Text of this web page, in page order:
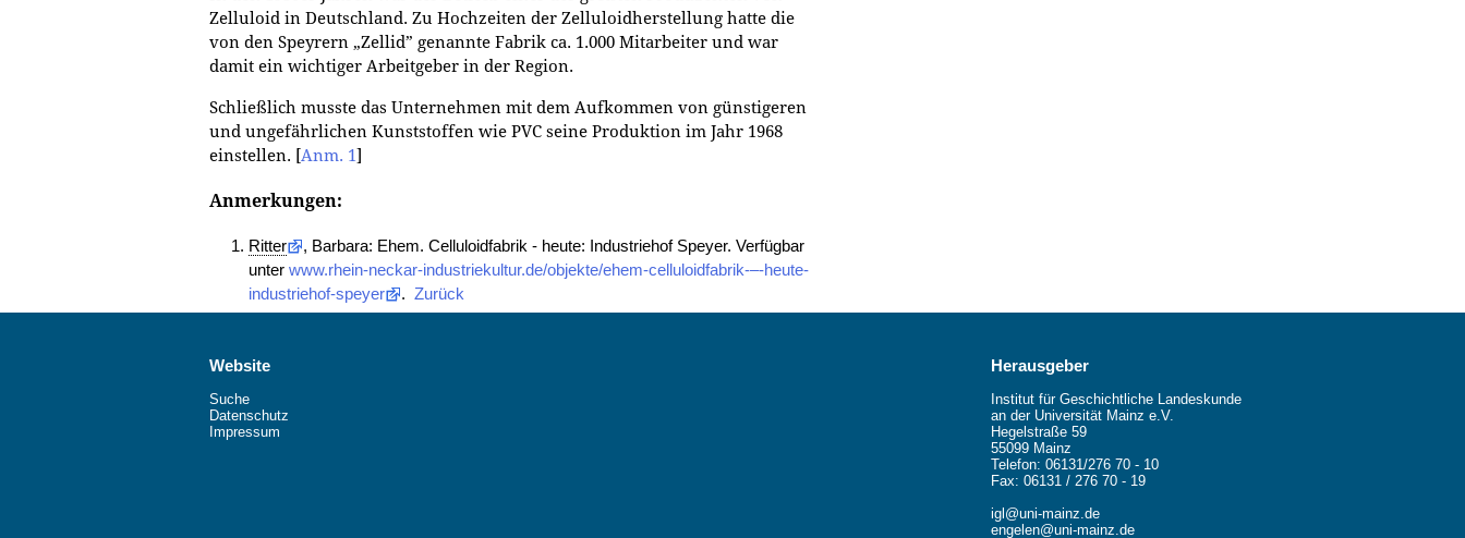
Zelluloid in Deutschland. Zu Hochzeiten der Zelluloidherstellung hatte die
von den Speyrern „Zellid” genannte Fabrik ca. 1.000 Mitarbeiter und war
damit ein wichtiger Arbeitgeber in der Region.
Schließlich musste das Unternehmen mit dem Aufkommen von günstigeren
und ungefährlichen Kunststoffen wie PVC seine Produktion im Jahr 1968
einstellen. [Anm. 1]
Anmerkungen:
Ritter
, Barbara: Ehem. Celluloidfabrik - heute: Industriehof Speyer. Verfügbar
unter www.rhein-neckar-industriekultur.de/objekte/ehem-celluloidfabrik-–-heute-
industriehof-speyer
. Zurück
Website
Suche
Datenschutz
Impressum
Herausgeber
Institut für Geschichtliche Landeskunde
an der Universität Mainz e.V.
Hegelstraße 59
55099 Mainz
Telefon: 06131/276 70 - 10
Fax: 06131 / 276 70 - 19
igl@uni-mainz.de
engelen@uni-mainz.de